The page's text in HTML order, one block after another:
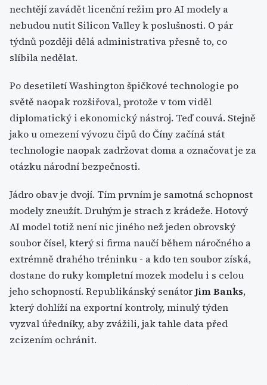
nechtějí zavádět licenční režim pro AI modely a
nebudou nutit Silicon Valley k poslušnosti. O pár
týdnů později dělá administrativa přesně to, co
slíbila nedělat.
Po desetiletí Washington špičkové technologie po
světě naopak rozšiřoval, protože v tom viděl
diplomatický i ekonomický nástroj. Teď couvá. Stejně
jako u omezení vývozu čipů do Číny začíná stát
technologie naopak zadržovat doma a označovat je za
otázku národní bezpečnosti.
Jádro obav je dvojí. Tím prvním je samotná schopnost
modely zneužít. Druhým je strach z krádeže. Hotový
AI model totiž není nic jiného než jeden obrovský
soubor čísel, který si firma naučí během náročného a
extrémně drahého tréninku - a kdo ten soubor získá,
dostane do ruky kompletní mozek modelu i s celou
jeho schopností. Republikánský senátorJim Banks,
který dohlíží na exportní kontroly, minulý týden
vyzval úředníky, aby zvážili, jak tahle data před
zcizením ochránit.